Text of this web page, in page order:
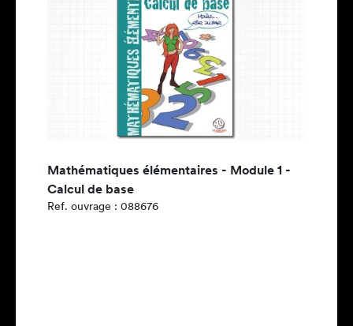
Mathématiques élémentaires - Module 1 -
Calcul de base
Ref. ouvrage : 088676